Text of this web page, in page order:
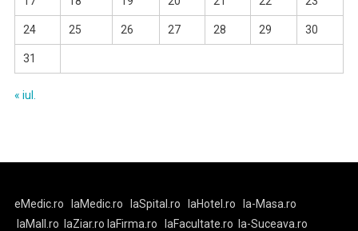
24 25 26 27 28 29 30
31
« iul.
eMedic.ro laMedic.ro laSpital.ro laHotel.ro
la-Masa.ro
laMall.ro
laZiar.ro laFirma.ro laFacultate.ro
la-Suceava.ro